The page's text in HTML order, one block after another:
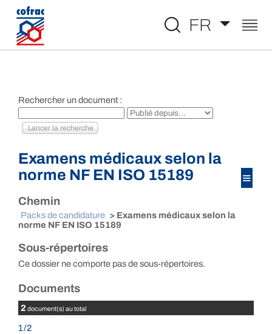
Aller au contenu
FR
Rechercher un document :
Examens médicaux selon la
norme NF EN ISO 15189
≡
Chemin
Packs de candidature > Examens médicaux selon la
norme NF EN ISO 15189
Sous-répertoires
Ce dossier ne comporte pas de sous-répertoires.
Documents
2 document(s) au total
1 / 2